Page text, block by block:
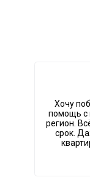
Хочу
помощь с
регион.
срок.